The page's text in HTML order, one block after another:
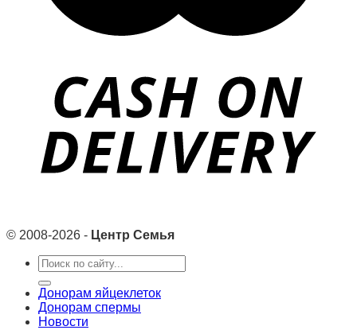
© 2008-2026 - Центр Семья
Search
for:
Донорам яйцеклеток
Донорам спермы
Новости